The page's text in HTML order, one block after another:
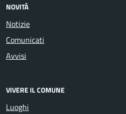
NOVITÀ
Notizie
Comunicati
Avvisi
VIVERE IL COMUNE
Luoghi